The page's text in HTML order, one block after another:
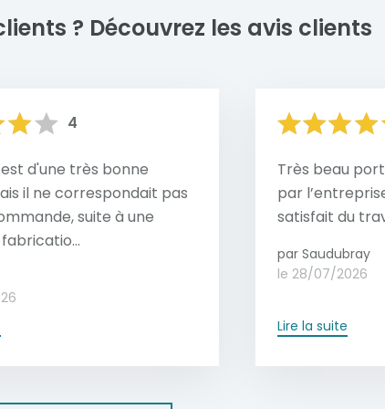
? Découvrez les avis clients
4
d'une très bonne
il ne correspondait pas
suite à une
Très beau
par
satisfait du
par Saudubray
le 28/07/2026
Lire la suite